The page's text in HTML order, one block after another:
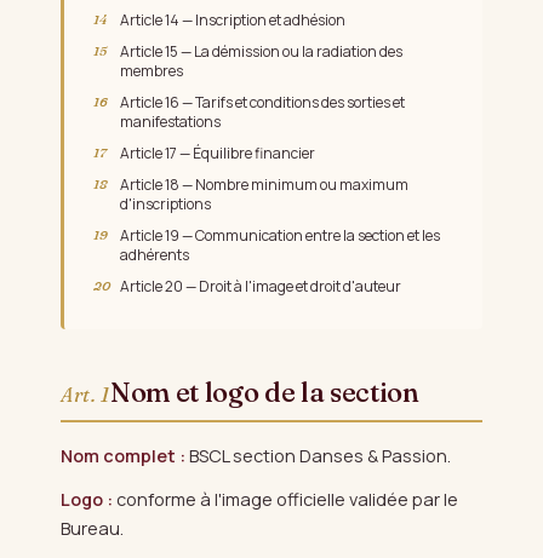
Article 14 — Inscription et adhésion
Article 15 — La démission ou la radiation des
membres
Article 16 — Tarifs et conditions des sorties et
manifestations
Article 17 — Équilibre financier
Article 18 — Nombre minimum ou maximum
d'inscriptions
Article 19 — Communication entre la section et les
adhérents
Article 20 — Droit à l'image et droit d'auteur
Art. 1Nom et logo de la section
Nom complet : BSCL section Danses & Passion.
Logo : conforme à l'image officielle validée par le
Bureau.